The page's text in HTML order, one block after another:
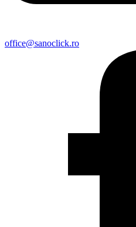
office@sanoclick.ro